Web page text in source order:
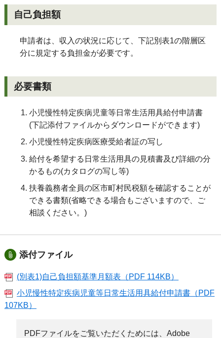
自己負担額
申請者は、収入の状況に応じて、下記別表1の階層区
分に規定する負担金が必要です。
必要書類
小児慢性特定疾病児童等日常生活用具給付申請書
(下記添付ファイルからダウンロードができます)
小児慢性特定疾病医療受給者証の写し
給付を希望する日常生活用具の見積書及び詳細の分
かるもの(カタログの写し等)
扶養義務者全員の区市町村民税額を確認することが
できる書類(省略できる場合もございますので、ご
相談ください。)
添付ファイル
(別表1)自己負担額基準月額表（PDF 114KB）
小児慢性特定疾病児童等日常生活用具給付申請書（PDF
107KB）
PDFファイルをご覧いただくためには、Adobe